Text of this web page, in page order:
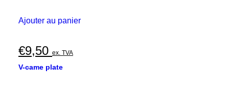
Ajouter au panier
€9,50 ex. TVA
V-came plate